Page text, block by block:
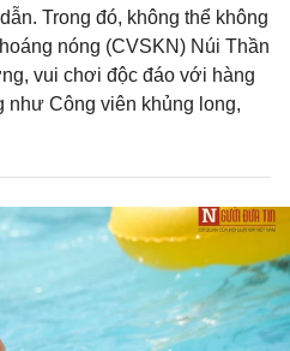
Trong đó, không thể không
nóng (CVSKN) Núi Thần
vui chơi độc đáo với hàng
như Công viên khủng long,